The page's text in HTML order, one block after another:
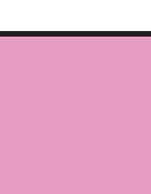
עבודה